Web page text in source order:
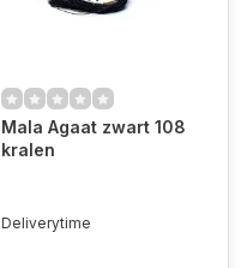
Mala Agaat zwart 108
kralen
Deliverytime